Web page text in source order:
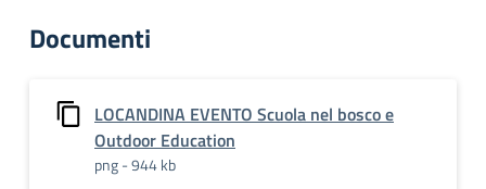
Documenti
LOCANDINA EVENTO Scuola nel bosco e
Outdoor Education
png - 944 kb